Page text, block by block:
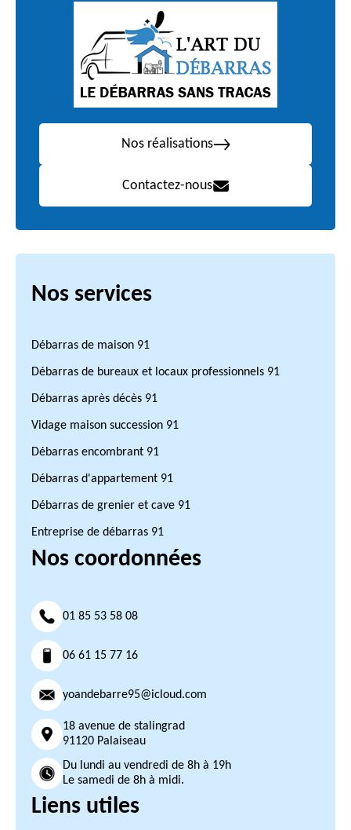
Nos réalisations
Contactez-nous
Nos services
Débarras de maison 91
Débarras de bureaux et locaux professionnels 91
Débarras après décès 91
Vidage maison succession 91
Débarras encombrant 91
Débarras d'appartement 91
Débarras de grenier et cave 91
Entreprise de débarras 91
Nos coordonnées
01 85 53 58 08
06 61 15 77 16
yoandebarre95@icloud.com
18 avenue de stalingrad
91120 Palaiseau
Du lundi au vendredi de 8h à 19h
Le samedi de 8h à midi.
Liens utiles